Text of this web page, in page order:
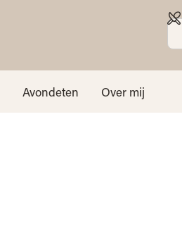
Avondeten Over mij